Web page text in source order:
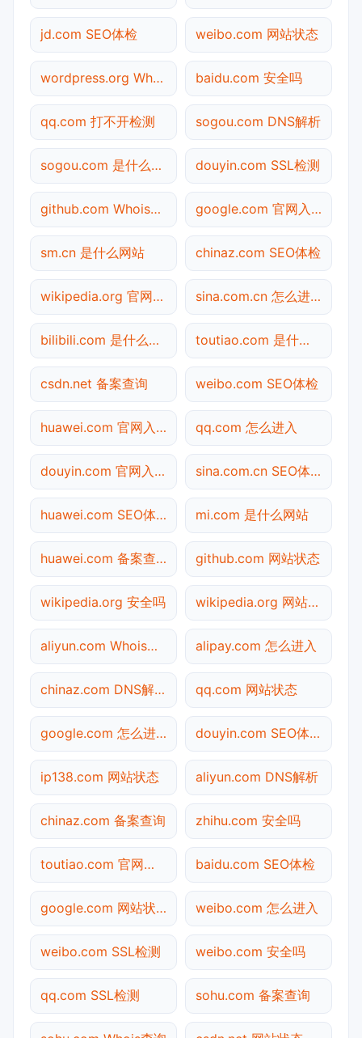
jd.com SEO体检 weibo.com 网站状态
wordpress.org Whois查询 baidu.com 安全吗
qq.com 打不开检测 sogou.com DNS解析
sogou.com 是什么网站 douyin.com SSL检测
github.com Whois查询 google.com 官网入口
sm.cn 是什么网站 chinaz.com SEO体检
wikipedia.org 官网入口 sina.com.cn 怎么进入
bilibili.com 是什么网站 toutiao.com 是什么网站
csdn.net 备案查询 weibo.com SEO体检
huawei.com 官网入口 qq.com 怎么进入
douyin.com 官网入口 sina.com.cn SEO体检
huawei.com SEO体检 mi.com 是什么网站
huawei.com 备案查询 github.com 网站状态
wikipedia.org 安全吗 wikipedia.org 网站状态
aliyun.com Whois查询 alipay.com 怎么进入
chinaz.com DNS解析 qq.com 网站状态
google.com 怎么进入 douyin.com SEO体检
ip138.com 网站状态 aliyun.com DNS解析
chinaz.com 备案查询 zhihu.com 安全吗
toutiao.com 官网入口 baidu.com SEO体检
google.com 网站状态 weibo.com 怎么进入
weibo.com SSL检测 weibo.com 安全吗
qq.com SSL检测 sohu.com 备案查询